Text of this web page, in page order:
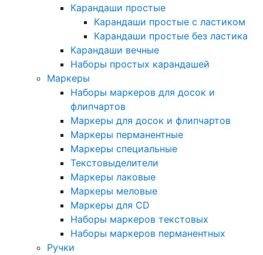
Карандаши простые
Карандаши простые с ластиком
Карандаши простые без ластика
Карандаши вечные
Наборы простых карандашей
Маркеры
Наборы маркеров для досок и
флипчартов
Маркеры для досок и флипчартов
Маркеры перманентные
Маркеры специальные
Текстовыделители
Маркеры лаковые
Маркеры меловые
Маркеры для CD
Наборы маркеров текстовых
Наборы маркеров перманентных
Ручки